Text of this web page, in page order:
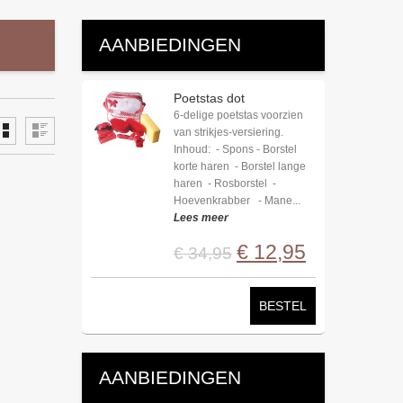
AANBIEDINGEN
Poetstas dot
6-delige poetstas voorzien
van strikjes-versiering.
Inhoud: - Spons - Borstel
korte haren - Borstel lange
haren - Rosborstel -
Hoevenkrabber - Mane...
Lees meer
€ 34,95 € 12,95
BESTEL
AANBIEDINGEN